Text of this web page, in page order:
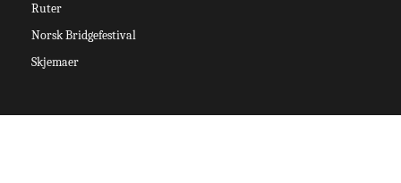
Ruter
Norsk Bridgefestival
Skjemaer